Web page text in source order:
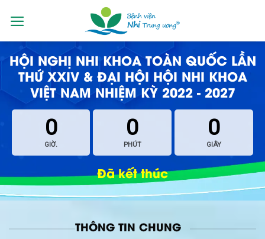
HỘI NGHỊ NHI KHOA TOÀN QUỐC LẦN
THỨ XXIV & ĐẠI HỘI HỘI NHI KHOA
VIỆT NAM NHIỆM KỲ 2022 - 2027
0
GIỜ.
0
PHÚT
0
GIÂY
Đã kết thúc
THÔNG TIN CHUNG